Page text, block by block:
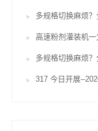
多规格切换麻烦
高速粉剂灌装机
多规格切换麻烦
317 今日开展--